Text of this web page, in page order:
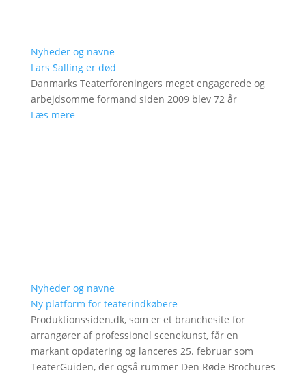
Nyheder og navne
Lars Salling er død
Danmarks Teaterforeningers meget engagerede og
arbejdsomme formand siden 2009 blev 72 år
Læs mere
Nyheder og navne
Ny platform for teaterindkøbere
Produktionssiden.dk, som er et branchesite for
arrangører af professionel scenekunst, får en
markant opdatering og lanceres 25. februar som
TeaterGuiden, der også rummer Den Røde Brochures